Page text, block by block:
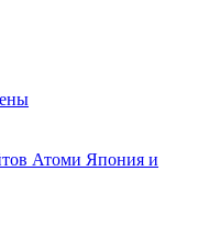
Атоми Япония и